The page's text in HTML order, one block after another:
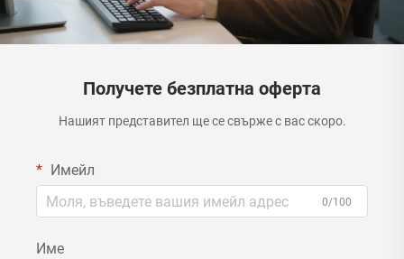
Получете безплатна оферта
Нашият представител ще се свърже с вас скоро.
Имейл
0/100
Име